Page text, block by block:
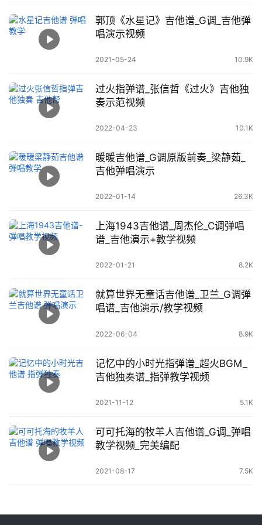
郭顶《水星记》吉他谱_G调_吉他弹
唱演示视频
2021-05-24 10.9K
过火指弹谱_张信哲《过火》吉他独
奏示范视频
2022-04-23 10.1K
暖暖吉他谱_G调原版前奏_梁静茹_
吉他弹唱演示
2022-01-14 26.3K
上海1943吉他谱_周杰伦_C调弹唱
谱_吉他演示+教学视频
2022-01-21 8.2K
就算世界无童话吉他谱_卫兰_G调弹
唱谱_吉他演示/教学视频
2022-06-04 8.9K
记忆中的小时光指弹谱_超火BGM_
吉他独奏谱_指弹教学视频
2021-11-12 5.1K
可可托海的牧羊人吉他谱_G调_弹唱
教学视频_完美编配
2021-08-17 7.5K